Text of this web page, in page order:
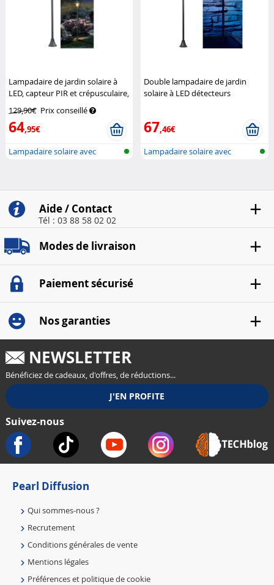
Lampadaire de jardin solaire à
LED, capteur PIR et crépusculaire,
Royal Gardineer
129,90€ Prix conseillé
64,95€
Lampadaire solaire avec
Double lampadaire de jardin
solaire à LED détecteurs
67,46€
Lampadaire solaire avec
Aide / Contact
Tél : 03 88 58 02 02
Modes de livraison
Paiement sécurisé
Nos garanties
NEWSLETTER
Bénéficiez de cadeaux, d'offres, de réductions...
Suivez-nous
Pearl Diffusion
Qui sommes-nous ?
Recrutement
Conditions générales de vente
Mentions légales
Préférences et politique de cookie